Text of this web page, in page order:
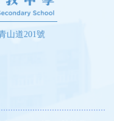
山道201號